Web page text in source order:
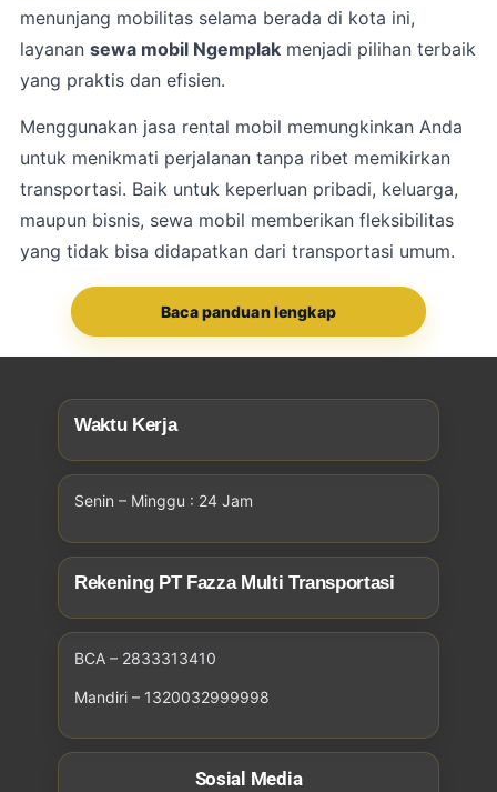
menunjang mobilitas selama berada di kota ini,
layanan sewa mobil Ngemplak menjadi pilihan terbaik
yang praktis dan efisien.
Menggunakan jasa rental mobil memungkinkan Anda
untuk menikmati perjalanan tanpa ribet memikirkan
transportasi. Baik untuk keperluan pribadi, keluarga,
maupun bisnis, sewa mobil memberikan fleksibilitas
yang tidak bisa didapatkan dari transportasi umum.
Baca panduan lengkap
Waktu Kerja
Senin – Minggu : 24 Jam
Rekening PT Fazza Multi Transportasi
BCA – 2833313410
Mandiri – 1320032999998
Sosial Media